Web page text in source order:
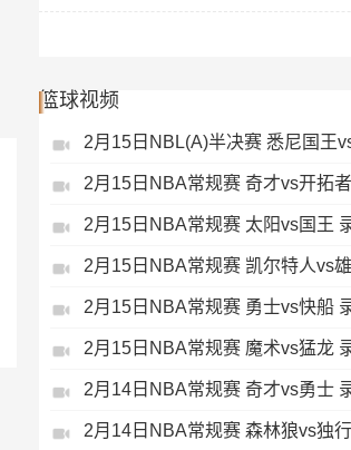
篮球视频
2月15日NBA常规赛 太阳vs国王
2月15日NBA常规赛 勇士vs快船
2月15日NBA常规赛 魔术vs猛龙
2月14日NBA常规赛 奇才vs勇士